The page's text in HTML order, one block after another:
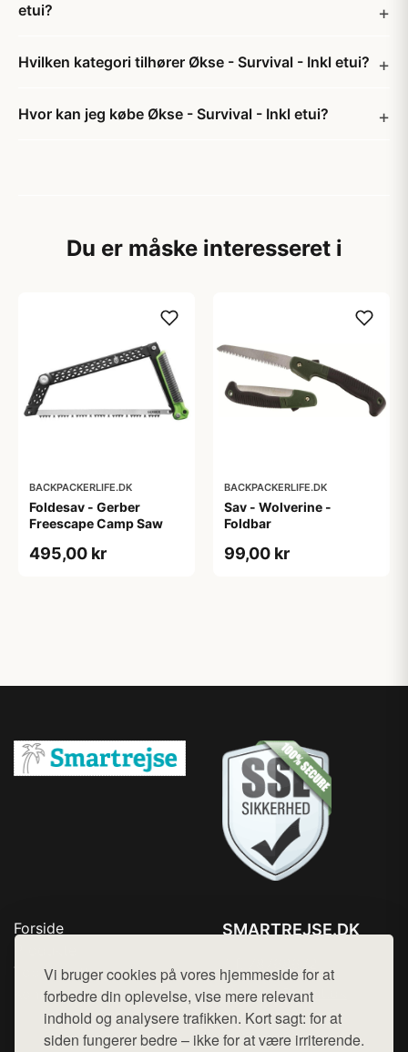
Vi bruger cookies på vores hjemmeside for at
forbedre din oplevelse, vise mere relevant
indhold og analysere trafikken. Kort sagt: for at
siden fungerer bedre – ikke for at være irriterende.
etui?
Hvilken kategori tilhører Økse - Survival - Inkl etui?
Hvor kan jeg købe Økse - Survival - Inkl etui?
Du er måske interesseret i
BACKPACKERLIFE.DK
Foldesav - Gerber
Freescape Camp Saw
495,00 kr
BACKPACKERLIFE.DK
Sav - Wolverine -
Foldbar
99,00 kr
Forside
Top Rabatter
Kontakt
SMARTREJSE.DK
Mail: hej@want.dk
Cookie- og privatlivspolitik